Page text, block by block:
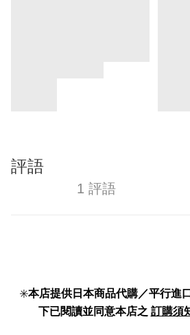
評語
1 評語
✳️本店提供日本商品代購／平行進
下已閱讀並同意本店之 訂購須